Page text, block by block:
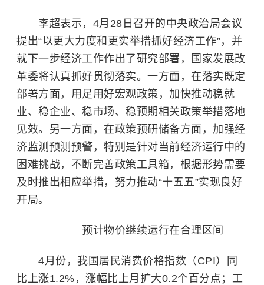
李超表示，4月28日召开的中央政治局会议
提出“以更大力度和更实举措抓好经济工作”，并
就下一步经济工作作出了研究部署，国家发展改
革委将认真抓好贯彻落实。一方面，在落实既定
部署方面，用足用好宏观政策，加快推动稳就
业、稳企业、稳市场、稳预期相关政策举措落地
见效。另一方面，在政策预研储备方面，加强经
济监测预测预警，特别是针对当前经济运行中的
困难挑战，不断完善政策工具箱，根据形势需要
及时推出相应举措，努力推动“十五五”实现良好
开局。
预计物价继续运行在合理区间
4月份，我国居民消费价格指数（CPI）同
比上涨1.2%，涨幅比上月扩大0.2个百分点；工